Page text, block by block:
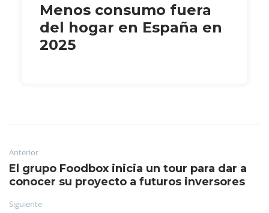
Menos consumo fuera
del hogar en España en
2025
Anterior
El grupo Foodbox inicia un tour para dar a
conocer su proyecto a futuros inversores
Siguiente